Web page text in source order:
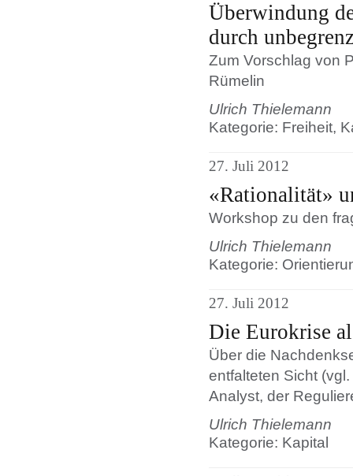
Überwindung
durch
Zum Vorschlag von
Rümelin
Ulrich Thielemann
Kategorie: Freiheit,
27. Juli 2012
«Rationalität»
Workshop zu den
Ulrich Thielemann
Kategorie:
27. Juli 2012
Die Eurokrise
Über die
entfalteten Sicht
Analyst, der
Ulrich Thielemann
Kategorie: Kapital